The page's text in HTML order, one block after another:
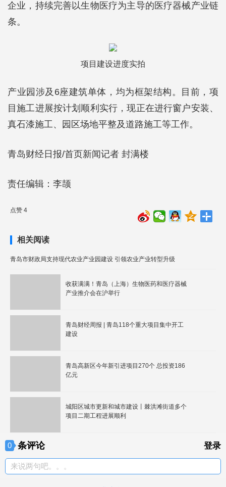
企业，持续完善以生物医疗为主导的医疗器械产业链
条。
项目建设进度实拍
产业园涉及6座建筑单体，均为框架结构。目前，项
目施工进展按计划顺利实行，现正在进行窗户安装、
真石漆施工、园区场地平整及道路施工等工作。
青岛财经日报/首页新闻记者 封满楼
责任编辑：李颉
点赞 4
相关阅读
青岛市财政局支持现代农业产业园建设 引领农业产业转型升级
收获满满！青岛（上海）生物医药和医疗器械
产业推介会在沪举行
青岛财经周报 | 青岛118个重大项目集中开工
建设
青岛高新区今年新引进项目270个 总投资186
亿元
城阳区城市更新和城市建设丨棘洪滩街道多个
项目二期工程进展顺利
0 条评论 登录
来说两句吧。。。